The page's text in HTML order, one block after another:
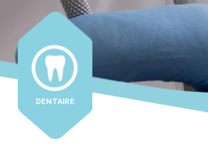
DENTAIRE